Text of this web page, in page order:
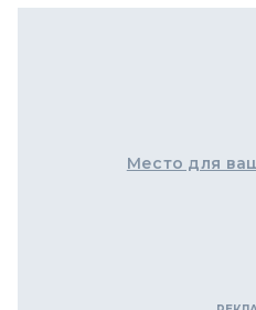
Место для